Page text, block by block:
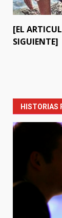
[EL
SIGUIENTE]
HISTORIAS